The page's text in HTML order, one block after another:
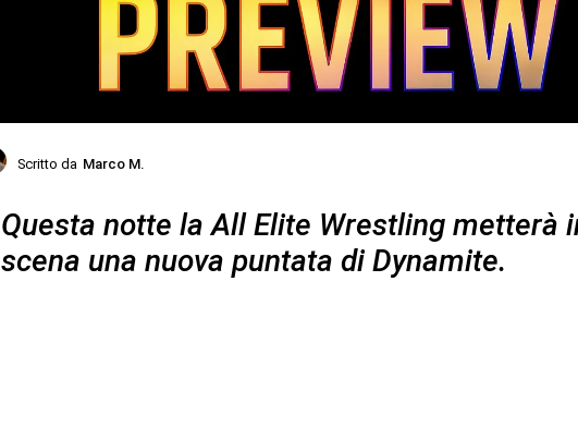
Scritto da Marco M.
Questa notte la All Elite Wrestling metterà
scena una nuova puntata di Dynamite.